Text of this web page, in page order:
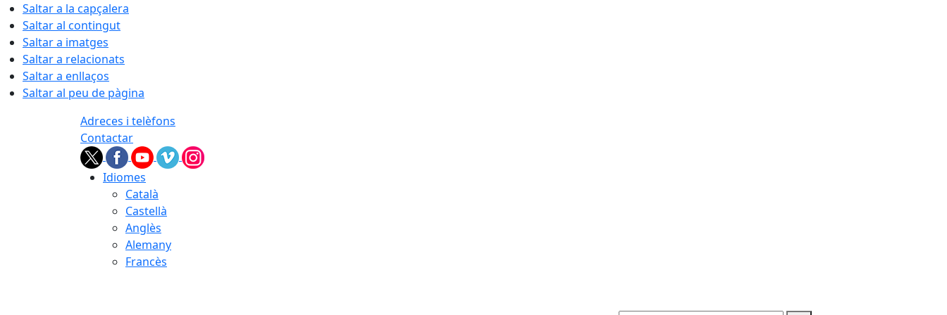
Saltar a la capçalera
Saltar al contingut
Saltar a imatges
Saltar a relacionats
Saltar a enllaços
Saltar al peu de pàgina
Adreces i telèfons
Contactar
Idiomes
Català
Castellà
Anglès
Alemany
Francès